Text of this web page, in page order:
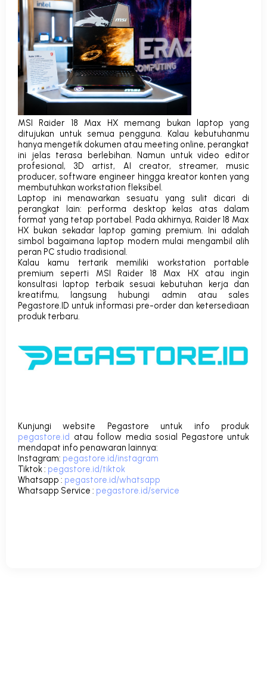
MSI Raider 18 Max HX memang bukan laptop yang
ditujukan untuk semua pengguna. Kalau kebutuhanmu
hanya mengetik dokumen atau meeting online, perangkat
ini jelas terasa berlebihan. Namun untuk video editor
profesional, 3D artist, AI creator, streamer, music
producer, software engineer hingga kreator konten yang
membutuhkan workstation fleksibel.
Laptop ini menawarkan sesuatu yang sulit dicari di
perangkat lain: performa desktop kelas atas dalam
format yang tetap portabel. Pada akhirnya, Raider 18 Max
HX bukan sekadar laptop gaming premium. Ini adalah
simbol bagaimana laptop modern mulai mengambil alih
peran PC studio tradisional.
Kalau kamu tertarik memiliki workstation portable
premium seperti MSI Raider 18 Max HX atau ingin
konsultasi laptop terbaik sesuai kebutuhan kerja dan
kreatifmu, langsung hubungi admin atau sales
Pegastore.ID untuk informasi pre-order dan ketersediaan
produk terbaru.
Kunjungi website Pegastore untuk info produk
pegastore.id atau follow media sosial Pegastore untuk
mendapat info penawaran lainnya:
Instagram: pegastore.id/instagram
Tiktok: pegastore.id/tiktok
Whatsapp : pegastore.id/whatsapp
Whatsapp Service : pegastore.id/service